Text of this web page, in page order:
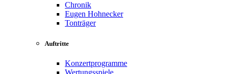
Chronik
Eugen Hohnecker
Tonträger
Auftritte
Konzertprogramme
Wertungsspiele